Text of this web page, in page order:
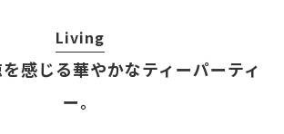
Living
感じる華やかなティーパーティ
ー。